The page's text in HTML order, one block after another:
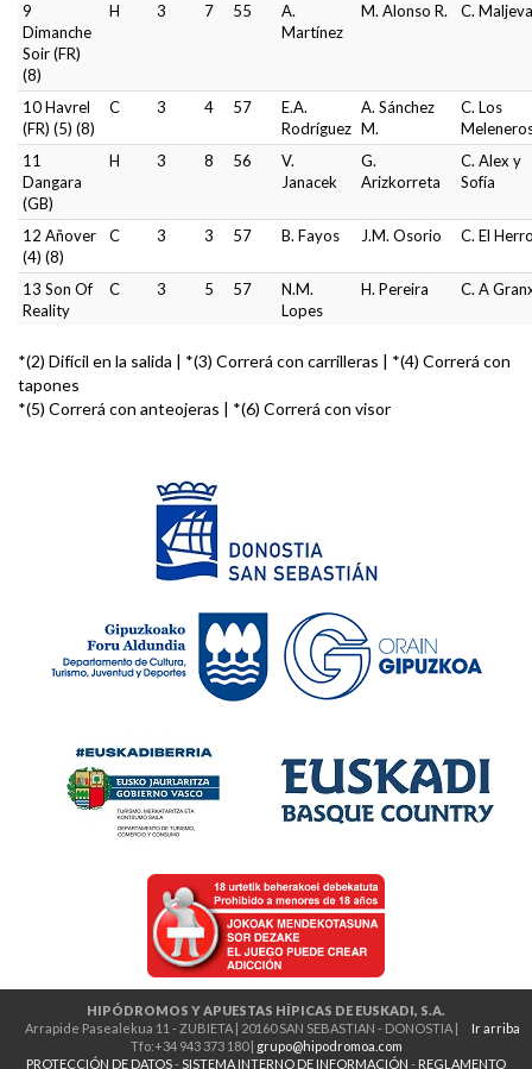
9
Dimanche
Soir (FR)
(8)
H 3 7 55
A.
Martínez
M. Alonso R. C. Maljeva
10 Havrel
(FR) (5) (8)
C 3 4 57
E.A.
Rodríguez
A. Sánchez
M.
C. Los
11
Dangara
(GB)
H 3 8 56
V.
Janacek
G.
Arizkorreta
C. Alex y
Sofía
12 Añover
(4) (8)
C 3 3 57 B. Fayos J.M. Osorio C. El
13 Son Of
Reality
C 3 5 57
N.M.
Lopes
H. Pereira C. A
*(2) Difícil en la salida | *(3) Correrá con carrilleras | *(4) Correrá con
tapones
*(5) Correrá con anteojeras | *(6) Correrá con visor
HIPÓDROMOS Y APUESTAS HÍPICAS DE EUSKADI, S.A.
Ir arriba
Arrapide Pasealekua 11 - ZUBIETA | 20160 SAN SEBASTIAN - DONOSTIA |
Tfo:+34 943 373 180 | grupo@hipodromoa.com
PROTECCIÓN DE DATOS-SISTEMA INTERNO DE INFORMACIÓN - REGLAMENTO